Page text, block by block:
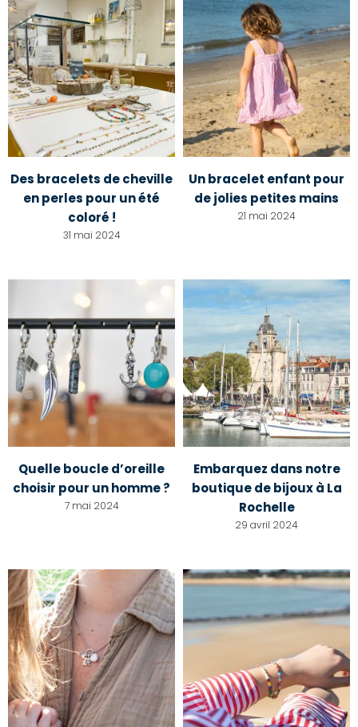
Des bracelets de cheville
en perles pour un été
coloré !
31 mai 2024
Un bracelet enfant pour
de jolies petites mains
21 mai 2024
Quelle boucle d’oreille
choisir pour un homme ?
7 mai 2024
Embarquez dans notre
boutique de bijoux à La
Rochelle
29 avril 2024